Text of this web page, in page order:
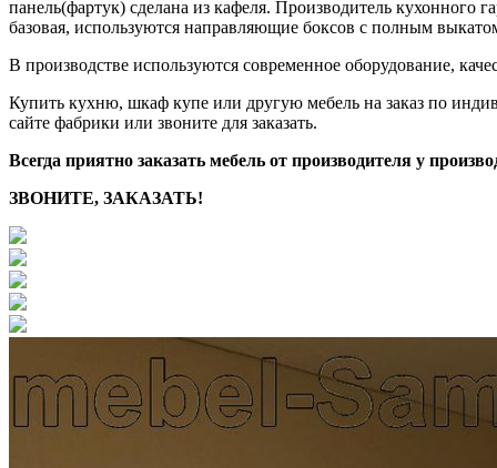
панель(фартук) сделана из кафеля. Производитель
базовая, используются направляющие боксов с полным
В производстве используются современное оборудование,
Купить кухню, шкаф купе или другую мебель на заказ по
сайте фабрики или звоните для заказать.
Всегда приятно заказать мебель от производителя у
ЗВОНИТЕ, ЗАКАЗАТЬ!